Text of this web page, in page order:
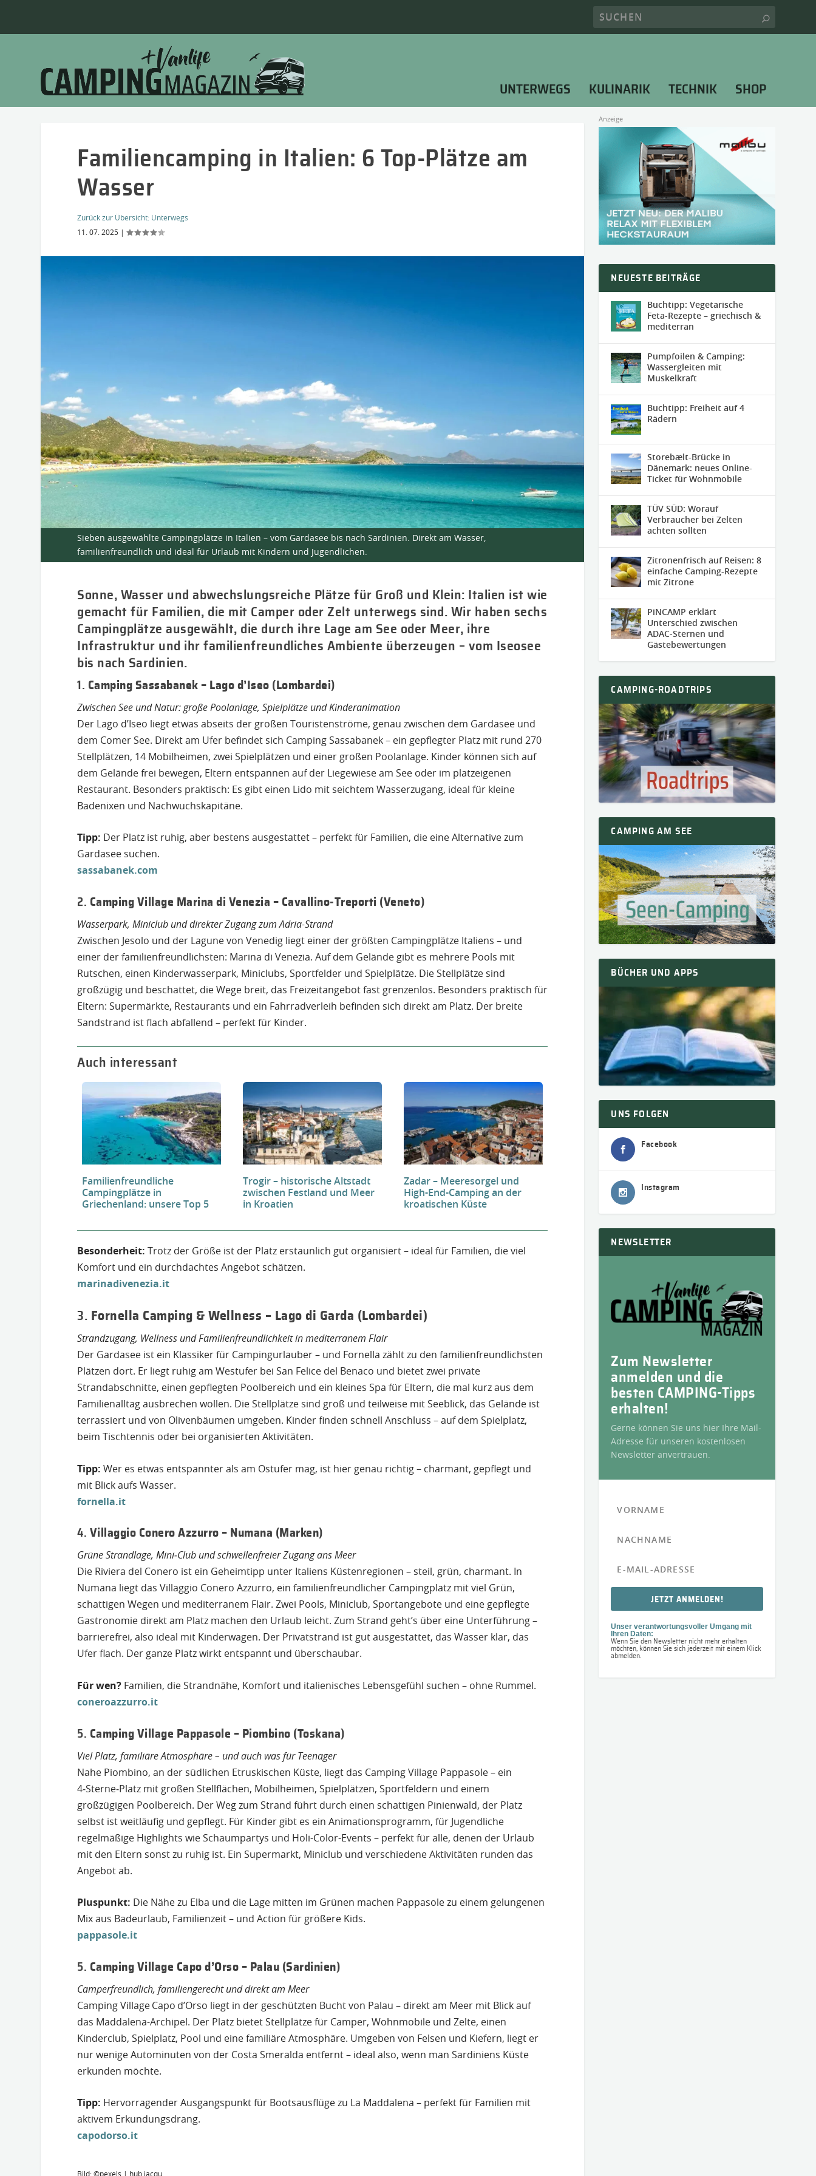
UNTERWEGS KULINARIK TECHNIK SHOP
Familiencamping in Italien: 6 Top-Plätze am
Wasser
Zurück zur Übersicht: Unterwegs
11. 07. 2025 |
Sieben ausgewählte Campingplätze in Italien – vom Gardasee bis nach Sardinien. Direkt am Wasser,
familienfreundlich und ideal für Urlaub mit Kindern und Jugendlichen.
Sonne, Wasser und abwechslungsreiche Plätze für Groß und Klein: Italien ist wie
gemacht für Familien, die mit Camper oder Zelt unterwegs sind. Wir haben sechs
Campingplätze ausgewählt, die durch ihre Lage am See oder Meer, ihre
Infrastruktur und ihr familienfreundliches Ambiente überzeugen – vom Iseosee
bis nach Sardinien.
1. Camping Sassabanek – Lago d’Iseo (Lombardei)
Zwischen See und Natur: große Poolanlage, Spielplätze und Kinderanimation
Der Lago d’Iseo liegt etwas abseits der großen Touristenströme, genau zwischen dem Gardasee und
dem Comer See. Direkt am Ufer befindet sich Camping Sassabanek – ein gepflegter Platz mit rund 270
Stellplätzen, 14 Mobilheimen, zwei Spielplätzen und einer großen Poolanlage. Kinder können sich auf
dem Gelände frei bewegen, Eltern entspannen auf der Liegewiese am See oder im platzeigenen
Restaurant. Besonders praktisch: Es gibt einen Lido mit seichtem Wasserzugang, ideal für kleine
Badenixen und Nachwuchskapitäne.
Tipp: Der Platz ist ruhig, aber bestens ausgestattet – perfekt für Familien, die eine Alternative zum
Gardasee suchen.
sassabanek.com
2. Camping Village Marina di Venezia – Cavallino‑Treporti (Veneto)
Wasserpark, Miniclub und direkter Zugang zum Adria-Strand
Zwischen Jesolo und der Lagune von Venedig liegt einer der größten Campingplätze Italiens – und
einer der familienfreundlichsten: Marina di Venezia. Auf dem Gelände gibt es mehrere Pools mit
Rutschen, einen Kinderwasserpark, Miniclubs, Sportfelder und Spielplätze. Die Stellplätze sind
großzügig und beschattet, die Wege breit, das Freizeitangebot fast grenzenlos. Besonders praktisch für
Eltern: Supermärkte, Restaurants und ein Fahrradverleih befinden sich direkt am Platz. Der breite
Sandstrand ist flach abfallend – perfekt für Kinder.
Auch interessant
Familienfreundliche
Campingplätze in
Griechenland: unsere Top 5
Trogir – historische Altstadt
zwischen Festland und Meer
in Kroatien
Zadar – Meeresorgel und
High-End-Camping an der
kroatischen Küste
Besonderheit: Trotz der Größe ist der Platz erstaunlich gut organisiert – ideal für Familien, die viel
Komfort und ein durchdachtes Angebot schätzen.
marinadivenezia.it
3. Fornella Camping & Wellness – Lago di Garda (Lombardei)
Strandzugang, Wellness und Familienfreundlichkeit in mediterranem Flair
Der Gardasee ist ein Klassiker für Campingurlauber – und Fornella zählt zu den familienfreundlichsten
Plätzen dort. Er liegt ruhig am Westufer bei San Felice del Benaco und bietet zwei private
Strandabschnitte, einen gepflegten Poolbereich und ein kleines Spa für Eltern, die mal kurz aus dem
Familienalltag ausbrechen wollen. Die Stellplätze sind groß und teilweise mit Seeblick, das Gelände ist
terrassiert und von Olivenbäumen umgeben. Kinder finden schnell Anschluss – auf dem Spielplatz,
beim Tischtennis oder bei organisierten Aktivitäten.
Tipp: Wer es etwas entspannter als am Ostufer mag, ist hier genau richtig – charmant, gepflegt und
mit Blick aufs Wasser.
fornella.it
4. Villaggio Conero Azzurro – Numana (Marken)
Grüne Strandlage, Mini‑Club und schwellenfreier Zugang ans Meer
Die Riviera del Conero ist ein Geheimtipp unter Italiens Küstenregionen – steil, grün, charmant. In
Numana liegt das Villaggio Conero Azzurro, ein familienfreundlicher Campingplatz mit viel Grün,
schattigen Wegen und mediterranem Flair. Zwei Pools, Miniclub, Sportangebote und eine gepflegte
Gastronomie direkt am Platz machen den Urlaub leicht. Zum Strand geht’s über eine Unterführung –
barrierefrei, also ideal mit Kinderwagen. Der Privatstrand ist gut ausgestattet, das Wasser klar, das
Ufer flach. Der ganze Platz wirkt entspannt und überschaubar.
Für wen? Familien, die Strandnähe, Komfort und italienisches Lebensgefühl suchen – ohne Rummel.
coneroazzurro.it
5. Camping Village Pappasole – Piombino (Toskana)
Viel Platz, familiäre Atmosphäre – und auch was für Teenager
Nahe Piombino, an der südlichen Etruskischen Küste, liegt das Camping Village Pappasole – ein
4‑Sterne‑Platz mit großen Stellflächen, Mobilheimen, Spielplätzen, Sportfeldern und einem
großzügigen Poolbereich. Der Weg zum Strand führt durch einen schattigen Pinienwald, der Platz
selbst ist weitläufig und gepflegt. Für Kinder gibt es ein Animationsprogramm, für Jugendliche
regelmäßige Highlights wie Schaumpartys und Holi-Color-Events – perfekt für alle, denen der Urlaub
mit den Eltern sonst zu ruhig ist. Ein Supermarkt, Miniclub und verschiedene Aktivitäten runden das
Angebot ab.
Pluspunkt: Die Nähe zu Elba und die Lage mitten im Grünen machen Pappasole zu einem gelungenen
Mix aus Badeurlaub, Familienzeit – und Action für größere Kids.
pappasole.it
5. Camping Village Capo d’Orso – Palau (Sardinien)
Camperfreundlich, familiengerecht und direkt am Meer
Camping Village Capo d’Orso liegt in der geschützten Bucht von Palau – direkt am Meer mit Blick auf
das Maddalena-Archipel. Der Platz bietet Stellplätze für Camper, Wohnmobile und Zelte, einen
Kinderclub, Spielplatz, Pool und eine familiäre Atmosphäre. Umgeben von Felsen und Kiefern, liegt er
nur wenige Autominuten von der Costa Smeralda entfernt – ideal also, wenn man Sardiniens Küste
erkunden möchte.
Tipp: Hervorragender Ausgangspunkt für Bootsausflüge zu La Maddalena – perfekt für Familien mit
aktivem Erkundungsdrang.
capodorso.it
Bild: ©pexels | hub jacqu
Anzeige
NEUESTE BEITRÄGE
Buchtipp: Vegetarische
Feta-Rezepte – griechisch &
mediterran
Pumpfoilen & Camping:
Wassergleiten mit
Muskelkraft
Buchtipp: Freiheit auf 4
Rädern
Storebælt-Brücke in
Dänemark: neues Online-
Ticket für Wohnmobile
TÜV SÜD: Worauf
Verbraucher bei Zelten
achten sollten
Zitronenfrisch auf Reisen: 8
einfache Camping-Rezepte
mit Zitrone
PiNCAMP erklärt
Unterschied zwischen
ADAC-Sternen und
Gästebewertungen
CAMPING-ROADTRIPS
CAMPING AM SEE
BÜCHER UND APPS
UNS FOLGEN
Facebook
Instagram
NEWSLETTER
Zum Newsletter
anmelden und die
besten CAMPING-Tipps
erhalten!
Gerne können Sie uns hier Ihre Mail-
Adresse für unseren kostenlosen
Newsletter anvertrauen.
JETZT ANMELDEN!
Unser verantwortungsvoller Umgang mit
Ihren Daten:
Wenn Sie den Newsletter nicht mehr erhalten
möchten, können Sie sich jederzeit mit einem Klick
abmelden.